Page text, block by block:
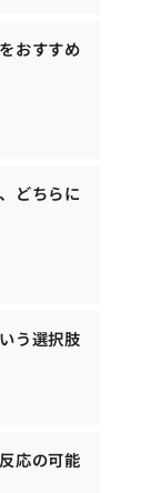
おすすめ
どちらに
う選択肢
応の可能